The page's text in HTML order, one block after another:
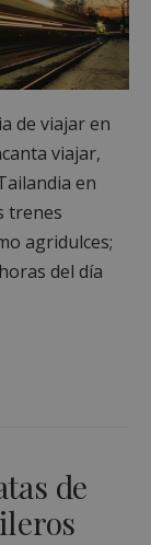
de viajar en
viajar,
en
trenes
agridulces;
del día
de